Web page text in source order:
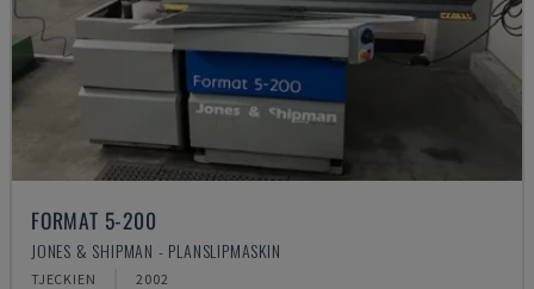
FORMAT 5-200
JONES & SHIPMAN - PLANSLIPMASKIN
TJECKIEN 2002